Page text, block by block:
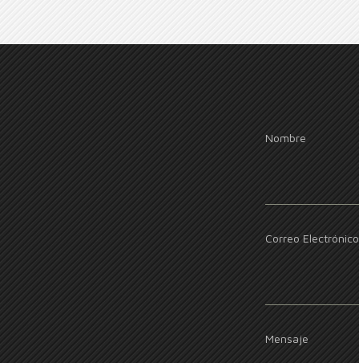
de
entradas
Nombre
Correo Electrónico
Mensaje